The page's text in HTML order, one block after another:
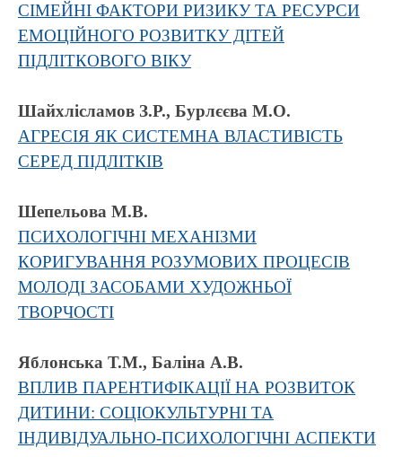
СІМЕЙНІ ФАКТОРИ РИЗИКУ ТА РЕСУРСИ
ЕМОЦІЙНОГО РОЗВИТКУ ДІТЕЙ
ПІДЛІТКОВОГО ВІКУ
Шайхлісламов З.Р., Бурлєєва М.О.
АГРЕСІЯ ЯК СИСТЕМНА ВЛАСТИВІСТЬ
СЕРЕД ПІДЛІТКІВ
Шепельова М.В.
ПСИХОЛОГІЧНІ МЕХАНІЗМИ
КОРИГУВАННЯ РОЗУМОВИХ ПРОЦЕСІВ
МОЛОДІ ЗАСОБАМИ ХУДОЖНЬОЇ
ТВОРЧОСТІ
Яблонська Т.М., Баліна А.В.
ВПЛИВ ПАРЕНТИФІКАЦІЇ НА РОЗВИТОК
ДИТИНИ: СОЦІОКУЛЬТУРНІ ТА
ІНДИВІДУАЛЬНО-ПСИХОЛОГІЧНІ АСПЕКТИ